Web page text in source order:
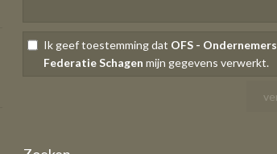
Ik geef toestemming dat OFS - Ondernemers
Federatie Schagen mijn gegevens verwerkt.